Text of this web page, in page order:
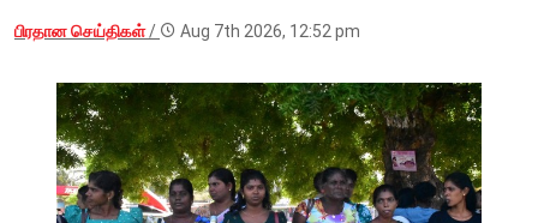
பிரதான செய்திகள்/ Aug 7th 2026, 12:52 pm